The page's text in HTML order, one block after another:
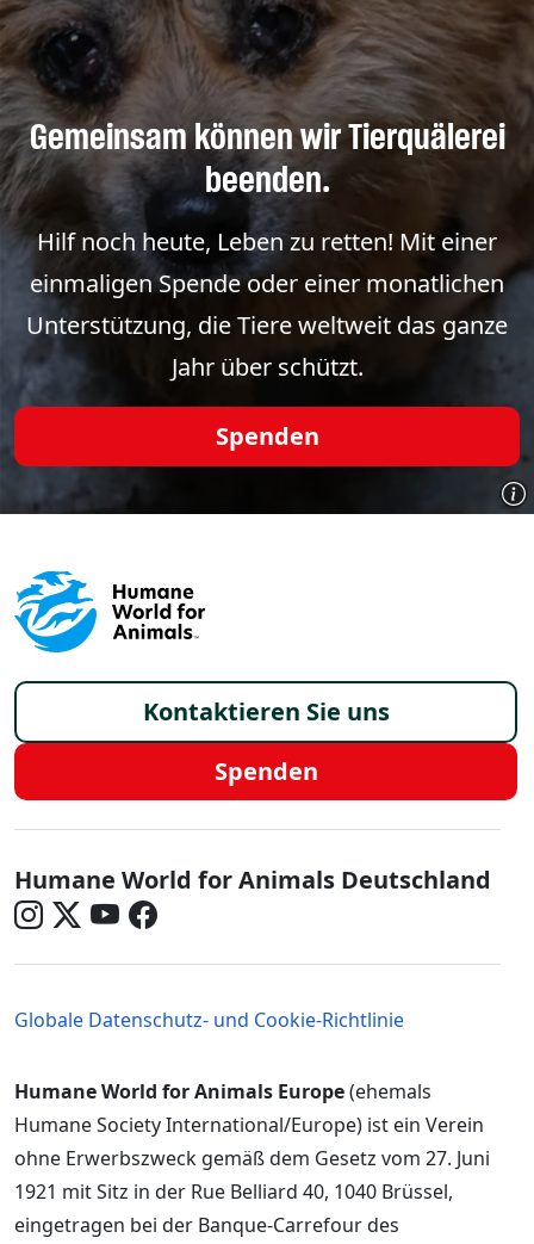
Gemeinsam können wir Tierquälerei
beenden.
Hilf noch heute, Leben zu retten! Mit einer
einmaligen Spende oder einer monatlichen
Unterstützung, die Tiere weltweit das ganze
Jahr über schützt.
Spenden
Footer - Germany/de
Kontaktieren Sie uns
Spenden
Germany - Social Menu in German
Humane World for Animals Deutschland
Globale Datenschutz- und Cookie-Richtlinie
Humane World for Animals Europe(ehemals
Humane Society International/Europe) ist ein Verein
ohne Erwerbszweck gemäß dem Gesetz vom 27. Juni
1921 mit Sitz in der Rue Belliard 40, 1040 Brüssel,
eingetragen bei der Banque-Carrefour des